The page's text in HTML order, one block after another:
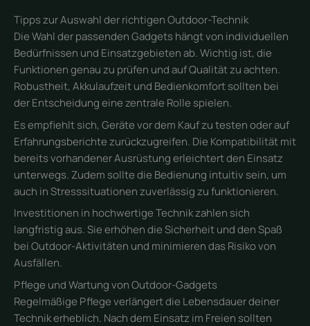
Tipps zur Auswahl der richtigen Outdoor-Technik
Die Wahl der passenden Gadgets hängt von individuellen
Bedürfnissen und Einsatzgebieten ab. Wichtig ist, die
Funktionen genau zu prüfen und auf Qualität zu achten.
Robustheit, Akkulaufzeit und Bedienkomfort sollten bei
der Entscheidung eine zentrale Rolle spielen.
Es empfiehlt sich, Geräte vor dem Kauf zu testen oder auf
Erfahrungsberichte zurückzugreifen. Die Kompatibilität mit
bereits vorhandener Ausrüstung erleichtert den Einsatz
unterwegs. Zudem sollte die Bedienung intuitiv sein, um
auch in Stresssituationen zuverlässig zu funktionieren.
Investitionen in hochwertige Technik zahlen sich
langfristig aus. Sie erhöhen die Sicherheit und den Spaß
bei Outdoor-Aktivitäten und minimieren das Risiko von
Ausfällen.
Pflege und Wartung von Outdoor-Gadgets
Regelmäßige Pflege verlängert die Lebensdauer deiner
Technik erheblich. Nach dem Einsatz im Freien sollten